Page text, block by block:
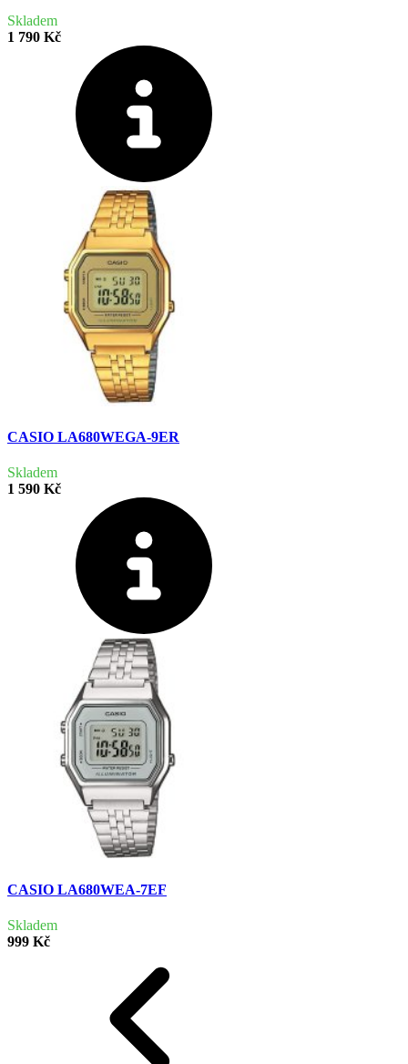
Skladem
1 790 Kč
CASIO LA680WEGA-9ER
Skladem
1 590 Kč
CASIO LA680WEA-7EF
Skladem
999 Kč